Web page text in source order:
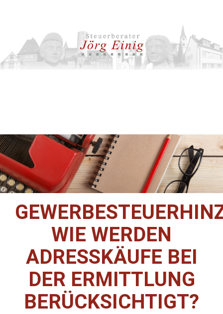
WIE WERDEN
ADRESSKÄUFE BEI
DER ERMITTLUNG
BERÜCKSICHTIGT?